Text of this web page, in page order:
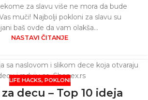
za slavu više ne mora da bude
muči! Najbolji pokloni za slavu su
baš ovde da vam olakša...
NASTAVI ČITANJE
LIFE HACKS, POKLONI
decu – Top 10 ideja